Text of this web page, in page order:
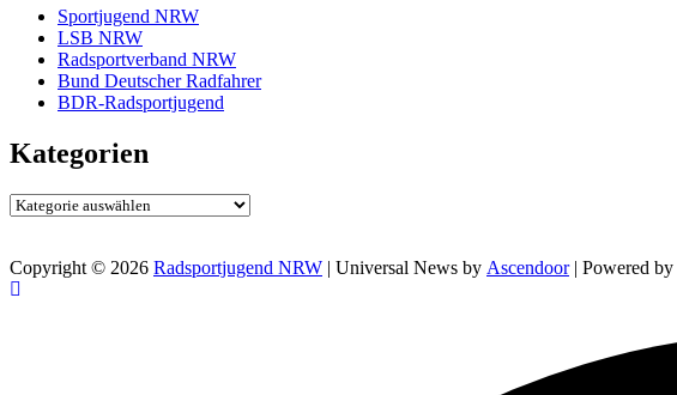
Sportjugend NRW
LSB NRW
Radsportverband NRW
Bund Deutscher Radfahrer
BDR-Radsportjugend
Kategorien
Kategorien
Copyright © 2026 Radsportjugend NRW | Universal News by Ascendoor| Powered by